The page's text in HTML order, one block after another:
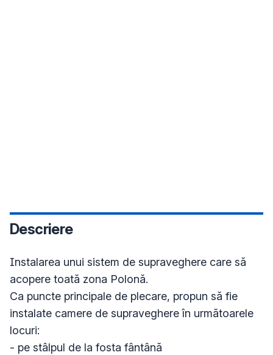
Descriere
Instalarea unui sistem de supraveghere care să
acopere toată zona Polonă.
Ca puncte principale de plecare, propun să fie
instalate camere de supraveghere în următoarele
locuri:
- pe stâlpul de la fosta fântână